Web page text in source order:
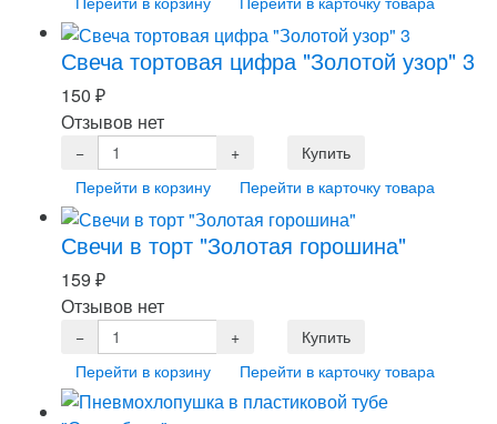
Свеча тортовая цифра "Золотой узор" 3
150 ₽
Отзывов нет
Перейти в корзину Перейти в карточку товара
Свечи в торт "Золотая горошина"
159 ₽
Отзывов нет
Перейти в корзину Перейти в карточку товара